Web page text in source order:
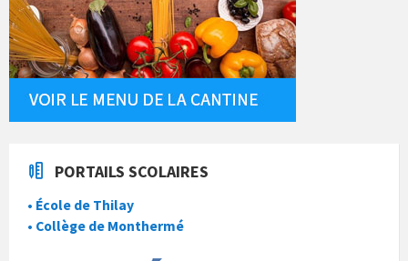
PORTAILS SCOLAIRES
• École de Thilay
• Collège de Monthermé